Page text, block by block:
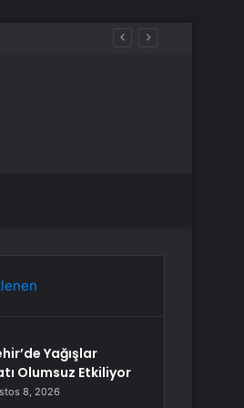
Yağışlar
Olumsuz Etkiliyor
8, 2026